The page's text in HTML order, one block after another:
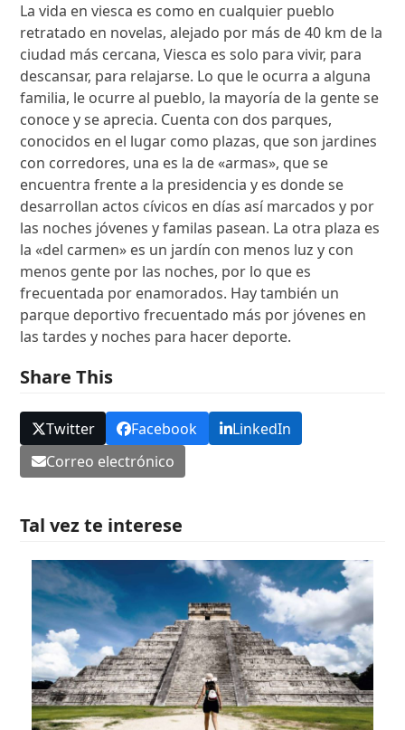
La vida en viesca es como en cualquier pueblo
retratado en novelas, alejado por más de 40 km de la
ciudad más cercana, Viesca es solo para vivir, para
descansar, para relajarse. Lo que le ocurra a alguna
familia, le ocurre al pueblo, la mayoría de la gente se
conoce y se aprecia. Cuenta con dos parques,
conocidos en el lugar como plazas, que son jardines
con corredores, una es la de «armas», que se
encuentra frente a la presidencia y es donde se
desarrollan actos cívicos en días así marcados y por
las noches jóvenes y familas pasean. La otra plaza es
la «del carmen» es un jardín con menos luz y con
menos gente por las noches, por lo que es
frecuentada por enamorados. Hay también un
parque deportivo frecuentado más por jóvenes en
las tardes y noches para hacer deporte.
Share This
Twitter Facebook
LinkedIn
Correo electrónico
Tal vez te interese